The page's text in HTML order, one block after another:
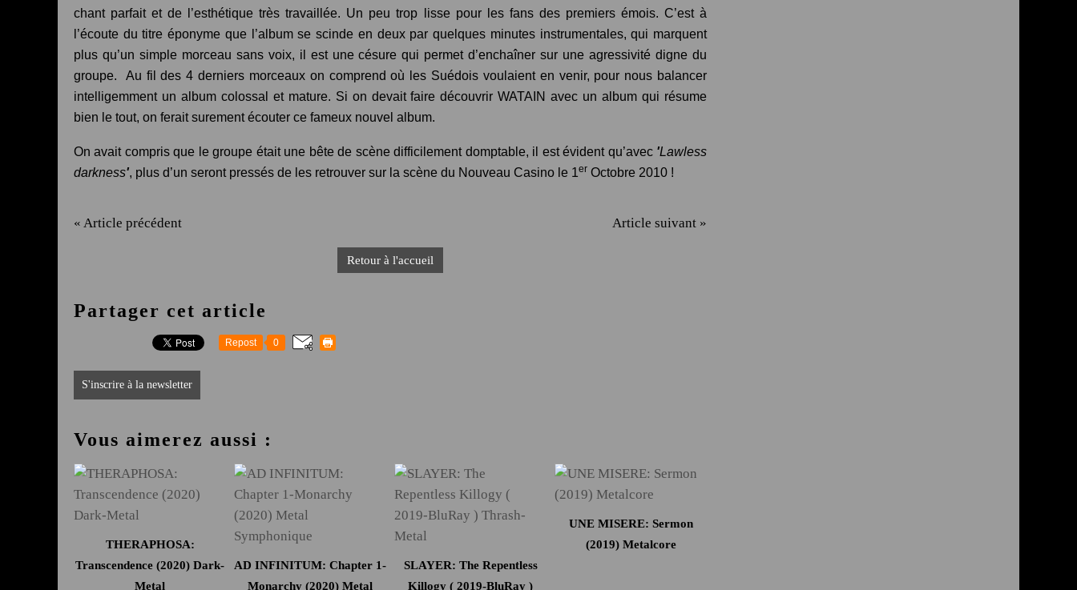
chant parfait et de l’esthétique très travaillée. Un peu trop lisse pour les fans des premiers émois. C’est à
l’écoute du titre éponyme que l’album se scinde en deux par quelques minutes instrumentales, qui marquent
plus qu’un simple morceau sans voix, il est une césure qui permet d’enchaîner sur une agressivité digne du
groupe. Au fil des 4 derniers morceaux on comprend où les Suédois voulaient en venir, pour nous balancer
intelligemment un album colossal et mature. Si on devait faire découvrir WATAIN avec un album qui résume
bien le tout, on ferait surement écouter ce fameux nouvel album.
On avait compris que le groupe était une bête de scène difficilement domptable, il est évident qu’avec 'Lawless
darkness', plus d’un seront pressés de les retrouver sur la scène du Nouveau Casino le 1er Octobre 2010 !
« Article précédent Article suivant »
Retour à l'accueil
Partager cet article
Repost 0
S'inscrire à la newsletter
Vous aimerez aussi :
THERAPHOSA:
Transcendence (2020) Dark-
Metal
AD INFINITUM: Chapter 1-
Monarchy (2020) Metal
SLAYER: The Repentless
Killogy ( 2019-BluRay )
UNE MISERE: Sermon
(2019) Metalcore